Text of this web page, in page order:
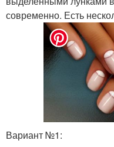
современно. Есть
Вариант №1: